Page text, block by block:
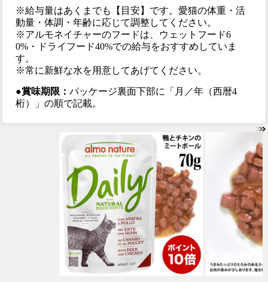
※給与量はあくまでも【目安】です。愛猫の体重・活
動量・体調・年齢に応じて調整してください。
※アルモネイチャーのフードは、ウェットフード6
0%・ドライフード40%での給与をおすすめしていま
す。
※常に新鮮な水を用意してあげてください。
●賞味期限：パッケージ裏面下部に「月／年（西暦4
桁）」の順で記載。